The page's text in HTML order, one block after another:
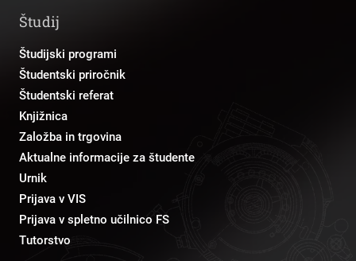
Študij
Študijski programi
Študentski priročnik
Študentski referat
Knjižnica
Založba in trgovina
Aktualne informacije za študente
Urnik
Prijava v VIS
Prijava v spletno učilnico FS
Tutorstvo